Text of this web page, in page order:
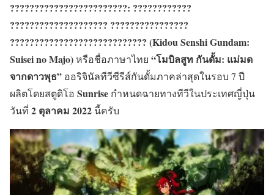
????????????????????????: ????????????
???????????????????? ????????????????
???????????????????????????? (Kidou Senshi Gundam:
Suisei no Majo)หรือชื่อภาษาไทย “โมบิลสูท กันดั้ม: แม่มด
จากดาวพุธ” ออริจินัลทีวีซีรีส์กันดั้มภาคล่าสุดในรอบ 7 ปี
ผลิตโดยสตูดิโอ Sunrise กำหนดฉายทางทีวีในประเทศญี่ปุ่น
วันที่ 2 ตุลาคม 2022 นี้ครับ